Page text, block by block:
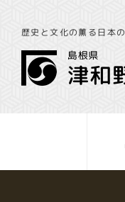
歴史と文化の薫る日本